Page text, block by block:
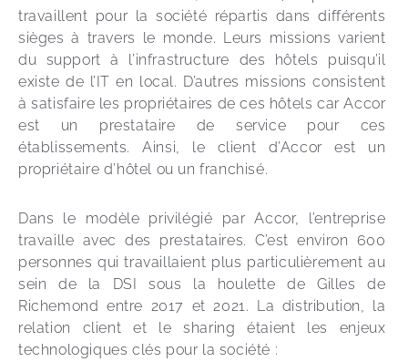
travaillent pour la société répartis dans différents
sièges à travers le monde. Leurs missions varient
du support à l’infrastructure des hôtels puisqu’il
existe de l’IT en local. D’autres missions consistent
à satisfaire les propriétaires de ces hôtels car Accor
est un prestataire de service pour ces
établissements. Ainsi, le client d’Accor est un
propriétaire d’hôtel ou un franchisé.
Dans le modèle privilégié par Accor, l’entreprise
travaille avec des prestataires. C’est environ 600
personnes qui travaillaient plus particulièrement au
sein de la DSI sous la houlette de Gilles de
Richemond entre 2017 et 2021. La distribution, la
relation client et le sharing étaient les enjeux
technologiques clés pour la société :